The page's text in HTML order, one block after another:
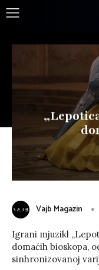
Vajb Magazin
Igrani mjuzikl
domaćih bioskopa,
sinhronizovanoj